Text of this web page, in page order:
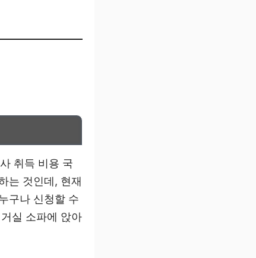
취득 비용 국
는 것인데, 현재
구나 신청할 수
실 소파에 앉아